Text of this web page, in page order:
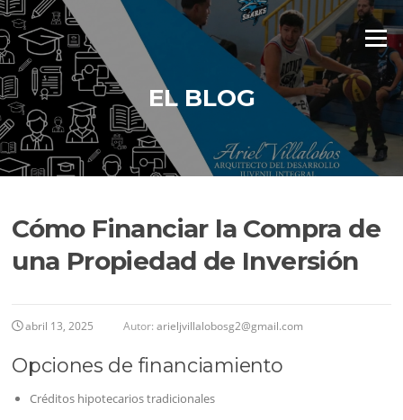
Saltar
al
contenido
Menú
EL BLOG
Cómo Financiar la Compra de
una Propiedad de Inversión
abril 13, 2025 Autor:arieljvillalobosg2@gmail.com
Opciones de financiamiento
Créditos hipotecarios tradicionales